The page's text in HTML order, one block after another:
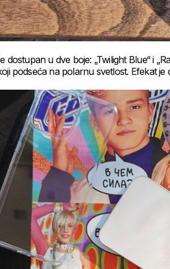
dostupan u dve boje: „Twilight Blue“ i
podseća na polarnu svetlost. Efekat je